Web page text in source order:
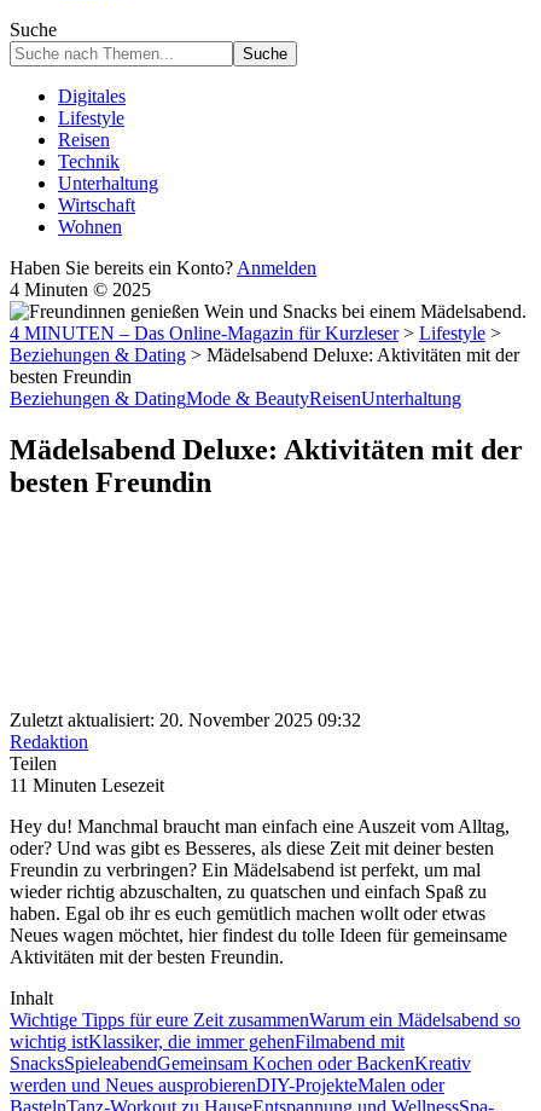
Suche
Digitales
Lifestyle
Reisen
Technik
Unterhaltung
Wirtschaft
Wohnen
Haben Sie bereits ein Konto? Anmelden
4 Minuten © 2025
4 MINUTEN – Das Online-Magazin für Kurzleser> Lifestyle >
Beziehungen & Dating > Mädelsabend Deluxe: Aktivitäten mit der
besten Freundin
Beziehungen & DatingMode & BeautyReisenUnterhaltung
Mädelsabend Deluxe: Aktivitäten mit der
besten Freundin
Zuletzt aktualisiert: 20. November 2025 09:32
Redaktion
Teilen
11 Minuten Lesezeit
Hey du! Manchmal braucht man einfach eine Auszeit vom Alltag,
oder? Und was gibt es Besseres, als diese Zeit mit deiner besten
Freundin zu verbringen? Ein Mädelsabend ist perfekt, um mal
wieder richtig abzuschalten, zu quatschen und einfach Spaß zu
haben. Egal ob ihr es euch gemütlich machen wollt oder etwas
Neues wagen möchtet, hier findest du tolle Ideen für gemeinsame
Aktivitäten mit der besten Freundin.
Inhalt
Wichtige Tipps für eure Zeit zusammenWarum ein Mädelsabend so
wichtig istKlassiker, die immer gehenFilmabend mit
SnacksSpieleabendGemeinsam Kochen oder BackenKreativ
werden und Neues ausprobierenDIY-ProjekteMalen oder
BastelnTanz-Workout zu HauseEntspannung und WellnessSpa-